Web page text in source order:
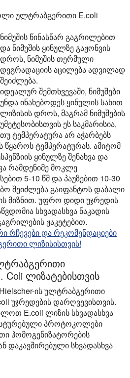
ულტრაბგერითი E.coli
ნიმუშის წინასწარ გაგრილებით
და ნიმუშის ყინულზე გაჟონვის
დროს, ნიმუშის თერმული
დეგრადაციის აცილება ადვილად
შეიძლება.
იდეალურ შემთხვევაში, ნიმუშები
უნდა ინახებოდეს ყინულის სახით
ლიზისის დროს, მაგრამ ნიმუშების
უმეტესობისთვის ეს საკმარისია,
თუ ტემპერატურა არ აჭარბებს
ტემპერატურას. ამიტომ
ყინულზე შენახვა და
რამდენიმე მოკლე
5-10 წმ და პაუზებით 10-30
შეიძლება გაიფანტოს დაბალი
მიზნით. უფრო დიდი უჯრედის
სხვადასხვა ნაკადის
ჟაკეტებით.
რჩევები და რეკომენდაციები
ლიზისისთვის!
Coli ლიზატებისთვის
ის ულტრაბგერითი
უჯრედების დარღვევისთვის.
E.coli ლიზის სხვადასხვა
პროტოკოლები
ჰომოგენიზატორების
დაკავშირებული სხვადასხვა